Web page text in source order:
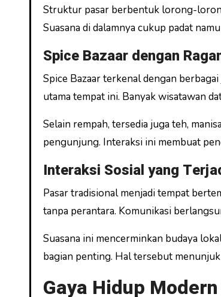
Struktur pasar berbentuk lorong-
Suasana di dalamnya cukup padat
Spice Bazaar dengan
Spice Bazaar terkenal dengan
utama tempat ini. Banyak wisatawan
Selain rempah, tersedia juga teh,
pengunjung. Interaksi ini membuat
Interaksi Sosial yang
Pasar tradisional menjadi tempat
tanpa perantara. Komunikasi
Suasana ini mencerminkan budaya
bagian penting. Hal tersebut
Gaya Hidup